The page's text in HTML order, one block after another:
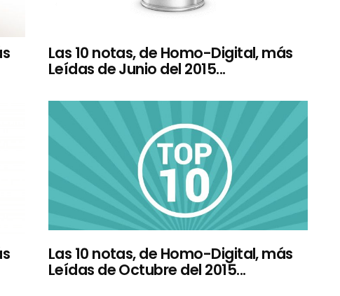
Las 10 notas, de Homo-Digital, más
Leídas de Junio del 2015...
Las 10 notas, de Homo-Digital, más
Leídas de Octubre del 2015...